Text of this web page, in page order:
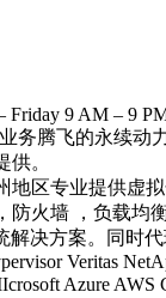
Friday 9 AM – 9
务腾飞的永续动
。
地区专业提供虚
防火墙 ，负载均
解决方案。同时
Veritas
Azure